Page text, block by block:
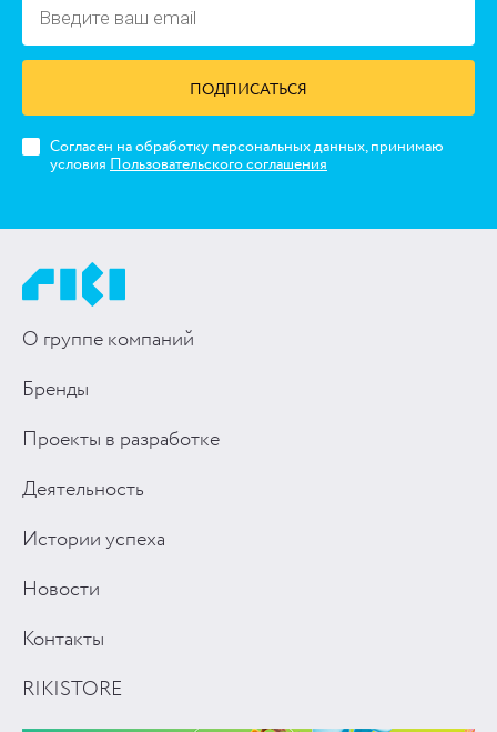
ПОДПИСАТЬСЯ
Согласен на обработку персональных данных, принимаю
условия Пользовательского соглашения
О группе компаний
Бренды
Проекты в разработке
Деятельность
Истории успеха
Новости
Контакты
RIKISTORE